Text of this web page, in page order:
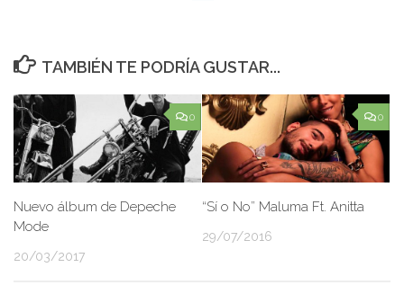
TAMBIÉN TE PODRÍA GUSTAR...
0
Nuevo álbum de Depeche
Mode
20/03/2017
0
“Sí o No” Maluma Ft. Anitta
29/07/2016